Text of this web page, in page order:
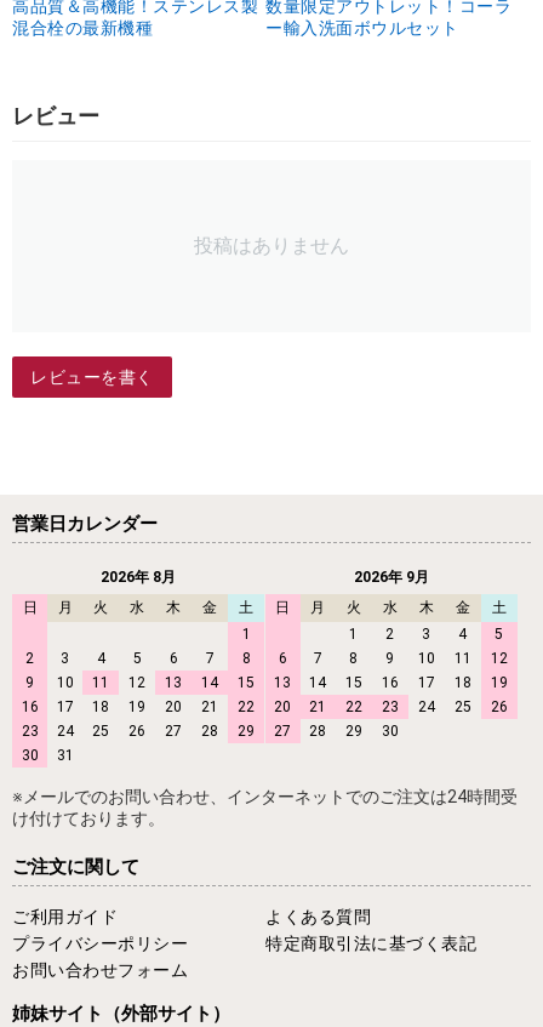
高品質＆高機能！ステンレス製
混合栓の最新機種
数量限定アウトレット！コーラ
ー輸入洗面ボウルセット
レビュー
投稿はありません
レビューを書く
営業日カレンダー
2026年 8月
日
月 火 水 木 金
土
1
2
3 4 5 6 7
8
9
10 11 12 13 14
15
16
17 18 19 20 21
22
23
24 25 26 27 28
29
30
31
2026年 9月
日
月 火 水 木 金
土
1
2 3 4
5
6
7 8 9 10 11
12
13
14 15 16 17 18
19
20
21 22 23 24 25
26
27
28 29 30
※メールでのお問い合わせ、インターネットでのご注文は24時間受
け付けております。
ご注文に関して
ご利用ガイド
よくある質問
プライバシーポリシー
特定商取引法に基づく表記
お問い合わせフォーム
姉妹サイト （外部サイト）